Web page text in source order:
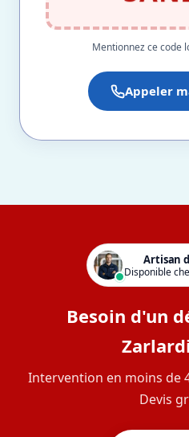
Mentionnez ce code
Appeler
Artisan
Disponible
Besoin d'un
Intervention en moins de
Devis